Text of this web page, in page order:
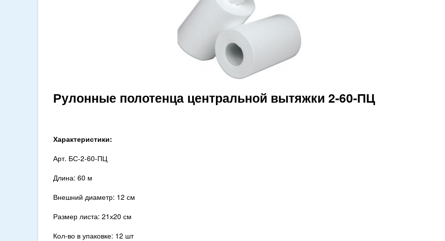
Рулонные полотенца центральной вытяжки 2-60-ПЦ
Характеристики:
Арт. БС-2-60-ПЦ
Длина: 60 м
Внешний диаметр: 12 см
Размер листа: 21х20 см
Кол-во в упаковке: 12 шт